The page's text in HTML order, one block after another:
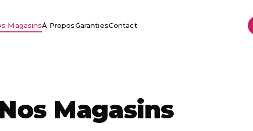
MagasinsÀ ProposGarantiesContact
Magasins